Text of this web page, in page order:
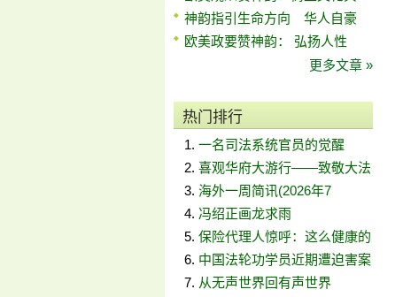
神韵指引生命方向 华人自豪
欧美政要赞神韵： 弘扬人性
更多文章 »
热门排行
一名司法系统官员的觉醒
喜观华府大游行——致敬大法
海外一周简讯(2026年7
冯绍正画龙求雨
保险代理人惊呼：这么健康的
中国法轮功学员近期遭迫害案
从无声世界回有声世界